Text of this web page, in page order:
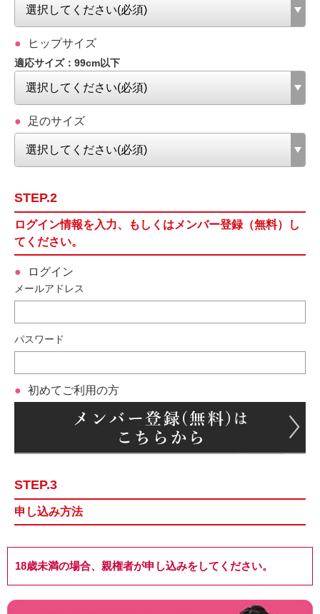
ヒップサイズ
適応サイズ：99cm以下
足のサイズ
STEP.2
ログイン情報を入力、もしくはメンバー登録（無料）し
てください。
ログイン
メールアドレス
パスワード
初めてご利用の方
STEP.3
申し込み方法
18歳未満の場合、親権者が申し込みをしてください。